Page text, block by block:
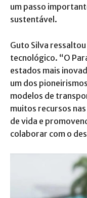
um passo
sustentável.
Guto Silva
tecnológico. “O
estados mais
um dos
modelos de
muitos recursos
de vida e
colaborar com o